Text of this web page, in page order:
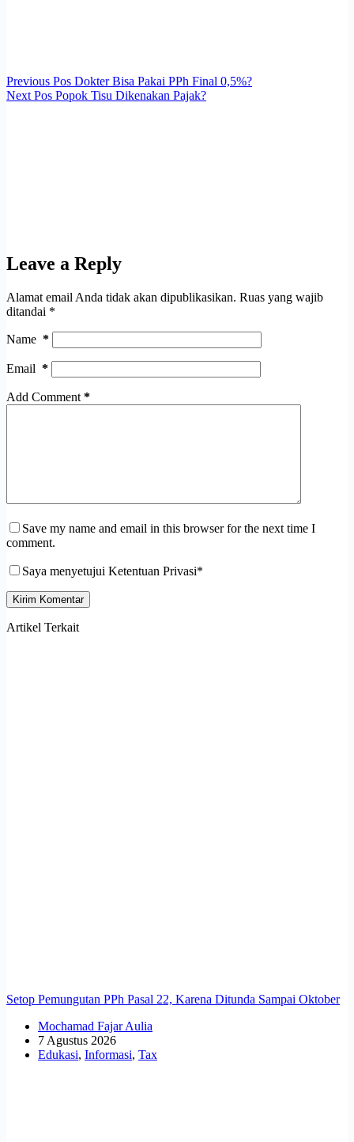
Previous Pos Dokter Bisa Pakai PPh Final 0,5%?
NextPos Popok Tisu Dikenakan Pajak?
Leave a Reply
Alamat email Anda tidak akan dipublikasikan. Ruas yang wajib
ditandai *
Name *
Email *
Add Comment *
Save my name and email in this browser for the next time I
comment.
Saya menyetujui Ketentuan Privasi*
Kirim Komentar
Artikel Terkait
Setop Pemungutan PPh Pasal 22, Karena Ditunda Sampai Oktober
Mochamad Fajar Aulia
7 Agustus 2026
Edukasi, Informasi, Tax